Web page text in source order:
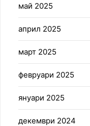
май 2025
април 2025
март 2025
февруари 2025
януари 2025
декември 2024